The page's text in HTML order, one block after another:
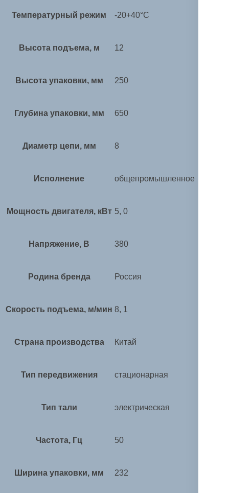
Температурный режим -20+40°С
Высота подъема, м 12
Высота упаковки, мм 250
Глубина упаковки, мм 650
Диаметр цепи, мм 8
Исполнение общепромышленное
Мощность двигателя, кВт 5, 0
Напряжение, В 380
Родина бренда Россия
Скорость подъема, м/мин 8, 1
Страна производства Китай
Тип передвижения стационарная
Тип тали электрическая
Частота, Гц 50
Ширина упаковки, мм 232